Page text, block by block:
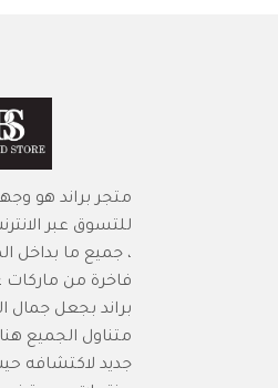
متجر براند هو
للتسوق عبر
، جميع ما بداخل
فاخرة من ماركات
براند بجعل جمال
متناول الجميع
جديد لاكتشافه